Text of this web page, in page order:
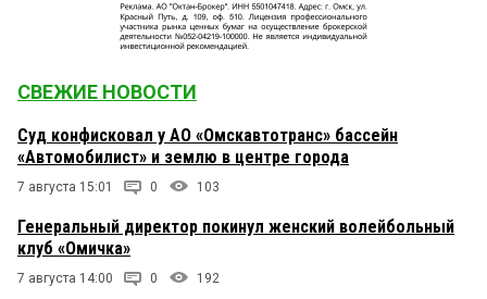
СВЕЖИЕ НОВОСТИ
Суд конфисковал у АО «Омскавтотранс» бассейн
«Автомобилист» и землю в центре города
7 августа 15:01 0 103
Генеральный директор покинул женский волейбольный
клуб «Омичка»
7 августа 14:00 0 192